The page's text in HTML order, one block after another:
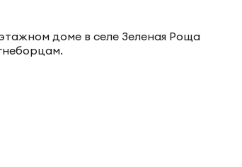
доме в селе Зеленая Роща